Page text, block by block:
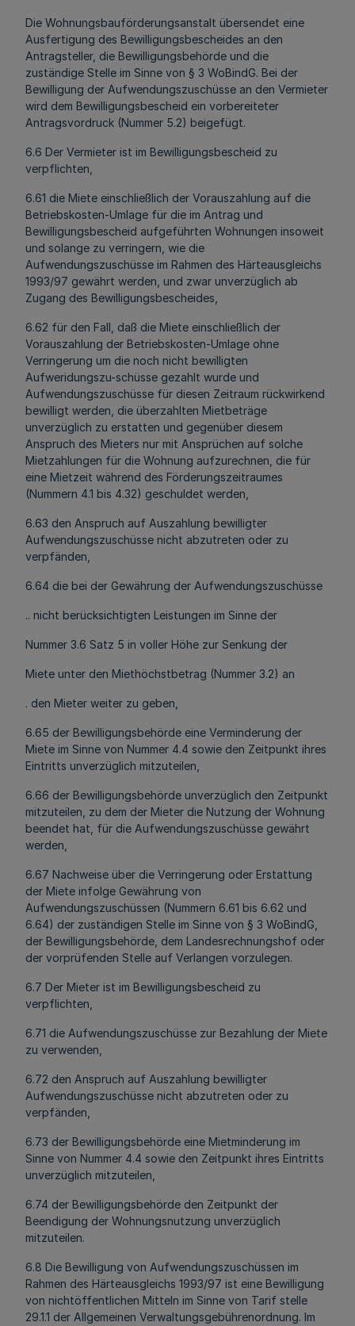
Die Wohnungsbauförderungsanstalt übersendet eine
Ausfertigung des Bewilligungsbescheides an den
Antragsteller, die Bewilligungsbehörde und die
zuständige Stelle im Sinne von § 3 WoBindG. Bei der
Bewilligung der Aufwendungszuschüsse an den Vermieter
wird dem Bewilligungsbescheid ein vorbereiteter
Antragsvordruck (Nummer 5.2) beigefügt.
6.6 Der Vermieter ist im Bewilligungsbescheid zu
verpflichten,
6.61 die Miete einschließlich der Vorauszahlung auf die
Betriebskosten-Umlage für die im Antrag und
Bewilligungsbescheid aufgeführten Wohnungen insoweit
und solange zu verringern, wie die
Aufwendungszuschüsse im Rahmen des Härteausgleichs
1993/97 gewährt werden, und zwar unverzüglich ab
Zugang des Bewilligungsbescheides,
6.62 für den Fall, daß die Miete einschließlich der
Vorauszahlung der Betriebskosten-Umlage ohne
Verringerung um die noch nicht bewilligten
Aufweridungszu-schüsse gezahlt wurde und
Aufwendungszuschüsse für diesen Zeitraum rückwirkend
bewilligt werden, die überzahlten Mietbeträge
unverzüglich zu erstatten und gegenüber diesem
Anspruch des Mieters nur mit Ansprüchen auf solche
Mietzahlungen für die Wohnung aufzurechnen, die für
eine Mietzeit während des Förderungszeitraumes
(Nummern 4.1 bis 4.32) geschuldet werden,
6.63 den Anspruch auf Auszahlung bewilligter
Aufwendungszuschüsse nicht abzutreten oder zu
verpfänden,
6.64 die bei der Gewährung der Aufwendungszuschüsse
.. nicht berücksichtigten Leistungen im Sinne der
Nummer 3.6 Satz 5 in voller Höhe zur Senkung der
Miete unter den Miethöchstbetrag (Nummer 3.2) an
. den Mieter weiter zu geben,
6.65 der Bewilligungsbehörde eine Verminderung der
Miete im Sinne von Nummer 4.4 sowie den Zeitpunkt ihres
Eintritts unverzüglich mitzuteilen,
6.66 der Bewilligungsbehörde unverzüglich den Zeitpunkt
mitzuteilen, zu dem der Mieter die Nutzung der Wohnung
beendet hat, für die Aufwendungszuschüsse gewährt
werden,
6.67 Nachweise über die Verringerung oder Erstattung
der Miete infolge Gewährung von
Aufwendungszuschüssen (Nummern 6.61 bis 6.62 und
6.64) der zuständigen Stelle im Sinne von § 3 WoBindG,
der Bewilligungsbehörde, dem Landesrechnungshof oder
der vorprüfenden Stelle auf Verlangen vorzulegen.
6.7 Der Mieter ist im Bewilligungsbescheid zu
verpflichten,
6.71 die Aufwendungszuschüsse zur Bezahlung der Miete
zu verwenden,
6.72 den Anspruch auf Auszahlung bewilligter
Aufwendungszuschüsse nicht abzutreten oder zu
verpfänden,
6.73 der Bewilligungsbehörde eine Mietminderung im
Sinne von Nummer 4.4 sowie den Zeitpunkt ihres Eintritts
unverzüglich mitzuteilen,
6.74 der Bewilligungsbehörde den Zeitpunkt der
Beendigung der Wohnungsnutzung unverzüglich
mitzuteilen.
6.8 Die Bewilligung von Aufwendungszuschüssen im
Rahmen des Härteausgleichs 1993/97 ist eine Bewilligung
von nichtöffentlichen Mitteln im Sinne von Tarif stelle
29.1.1 der Allgemeinen Verwaltungsgebührenordnung. Im